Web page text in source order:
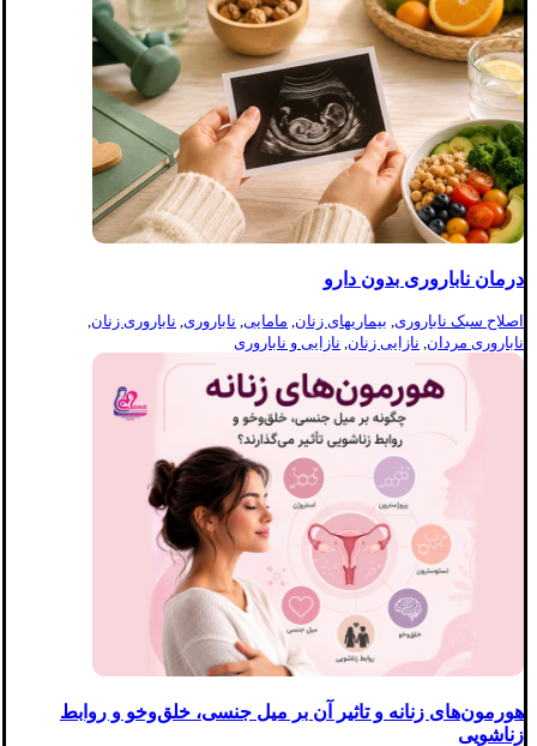
درمان ناباروری بدون دارو
اصلاح سبک ناباروری بیماریهای زنان مامایی ناباروری ناباروری زنان
ناباروری مردان نازایی زنان نازایی و ناباروری
هورمون‌های زنانه و تاثیر آن بر میل جنسی، خلق‌وخو و روابط
زناشویی